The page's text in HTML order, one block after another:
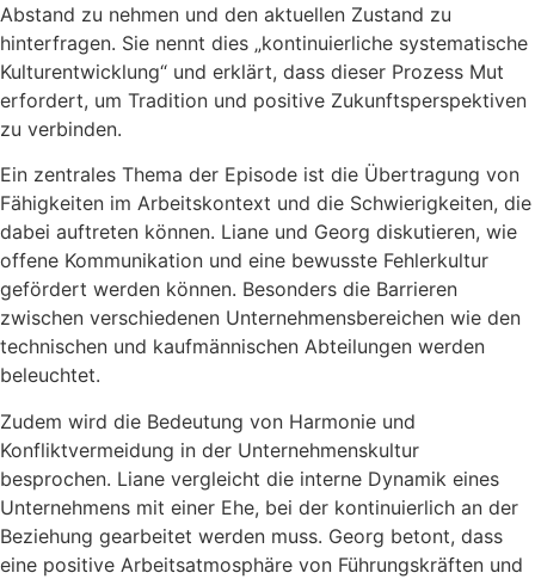
Abstand zu nehmen und den aktuellen Zustand zu
hinterfragen. Sie nennt dies „kontinuierliche systematische
Kulturentwicklung“ und erklärt, dass dieser Prozess Mut
erfordert, um Tradition und positive Zukunftsperspektiven
zu verbinden.
Ein zentrales Thema der Episode ist die Übertragung von
Fähigkeiten im Arbeitskontext und die Schwierigkeiten, die
dabei auftreten können. Liane und Georg diskutieren, wie
offene Kommunikation und eine bewusste Fehlerkultur
gefördert werden können. Besonders die Barrieren
zwischen verschiedenen Unternehmensbereichen wie den
technischen und kaufmännischen Abteilungen werden
beleuchtet.
Zudem wird die Bedeutung von Harmonie und
Konfliktvermeidung in der Unternehmenskultur
besprochen. Liane vergleicht die interne Dynamik eines
Unternehmens mit einer Ehe, bei der kontinuierlich an der
Beziehung gearbeitet werden muss. Georg betont, dass
eine positive Arbeitsatmosphäre von Führungskräften und